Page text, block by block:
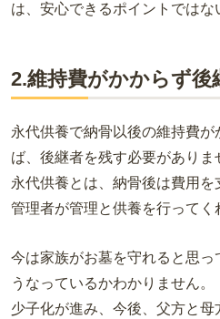
は、安心できるポイントではな
2.維持費がかからず後
永代供養で納骨以後の維持費
ば、後継者を残す必要がありま
永代供養とは、納骨後は費用を
管理者が管理と供養を行ってく
今は家族がお墓を守れると思
うなっているかわかりません。
少子化が進み、今後、父方と